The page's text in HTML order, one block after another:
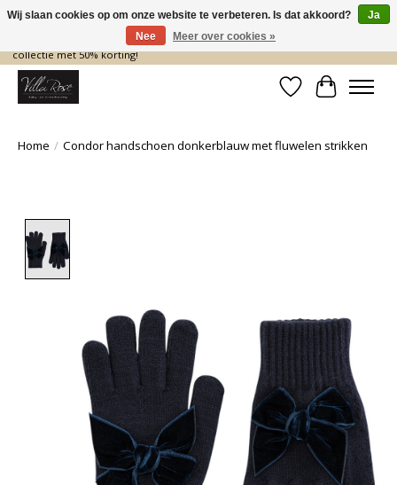
De nieuwe collectie komt eraan… en wij maken ruimte! Shop nu de zomer
collectie met 50% korting!
Verlanglijst
Home / Condor handschoen donkerblauw met fluwelen strikken
Wij slaan cookies op om onze website te verbeteren. Is dat akkoord?
Ja
Nee
Meer over cookies »